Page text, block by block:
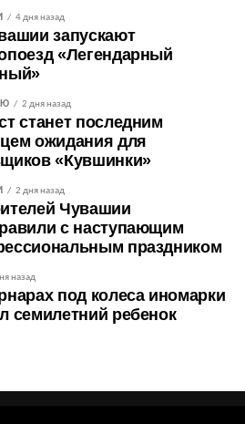
4 дня назад
запускают
«Легендарный
2 дня назад
станет последним
ожидания для
«Кувшинки»
2 дня назад
Чувашии
с наступающим
праздником
назад
под колеса иномарки
семилетний ребенок